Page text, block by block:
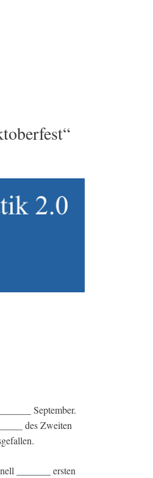
September.
des Zweiten
_______ ersten